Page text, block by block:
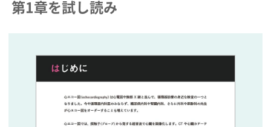
第1章を試し読み